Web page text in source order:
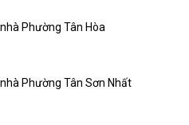
Phường Tân Hòa
Phường Tân Sơn Nhất